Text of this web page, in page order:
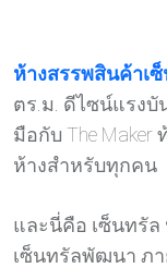
ห้างสรรพสินค้าเ
ตร.ม. ดีไซน์แรงบั
มือกับ The
ห้างสำหรับทุกคน
และนี่คือ เซ็นทรัล
เซ็นทรัลพัฒนา ภ